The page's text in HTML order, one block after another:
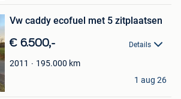
Vw caddy ecofuel met 5 zitplaatsen
€ 6.500,- Details
2011 195.000 km
1 aug 26